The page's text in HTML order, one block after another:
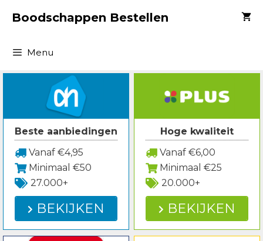
naarBoodschappen Bestellen
Menu
Beste aanbiedingen
Vanaf €4,95
Minimaal €50
27.000+
BEKIJKEN
Hoge kwaliteit
Vanaf €6,00
Minimaal €25
20.000+
BEKIJKEN